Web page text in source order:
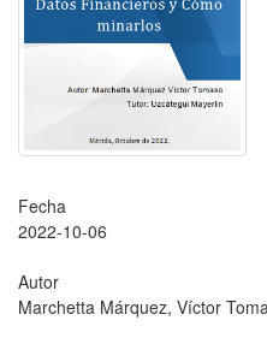
Fecha
2022-10-06
Autor
Marchetta Márquez, Víctor